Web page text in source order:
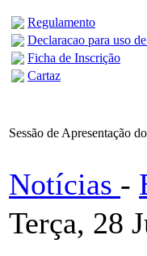
Regulamento
Declaracao para uso
Ficha de Inscrição
Cartaz
Sessão de Apresentação
Notícias -
Terça, 28